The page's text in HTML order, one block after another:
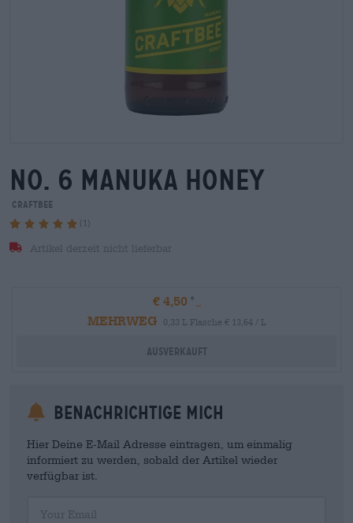
no. 6 manuka honey
craftbee
(1)
Artikel derzeit nicht lieferbar
€ 4,50
MEHRWEG
0,33 L Flasche € 13,64 / L
Ausverkauft
Benachrichtige mich
Hier Deine E-Mail Adresse eintragen, um einmalig
informiert zu werden, sobald der Artikel wieder
verfügbar ist.